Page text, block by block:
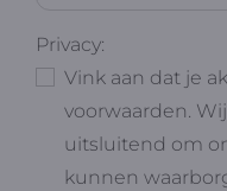
Privacy:
Vink aan dat je
voorwaarden.
uitsluitend om
kunnen